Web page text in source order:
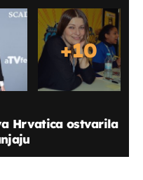
+10
Hrvatica ostvarila